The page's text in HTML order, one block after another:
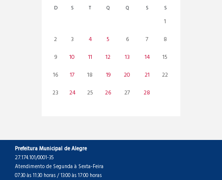
D S T Q Q S S
1
2
3 4 5 6 7
8
9
10 11 12 13 14
15
16
17 18 19 20 21
22
23
24 25 26 27 28
Prefeitura Municipal de Alegre
27.174.101/0001-35
Atendimento de Segunda à Sexta-Feira
07:30 às 11:30 horas / 13:00 às 17:00 horas